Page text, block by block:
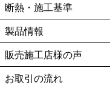
断熱・施工基準
製品情報
販売施工店様の声
お取引の流れ